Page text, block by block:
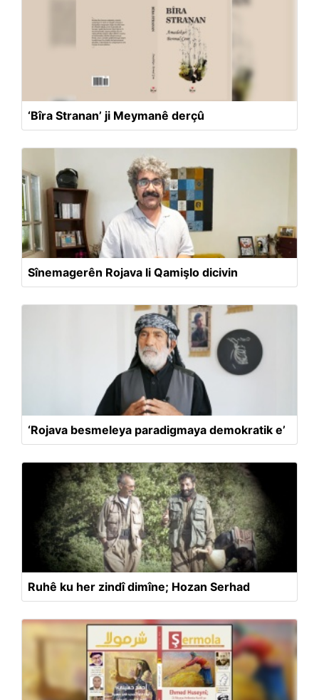
‘Bîra Stranan’ ji Meymanê derçû
Sînemagerên Rojava li Qamişlo dicivin
‘Rojava besmeleya paradigmaya demokratik e’
Ruhê ku her zindî dimîne; Hozan Serhad